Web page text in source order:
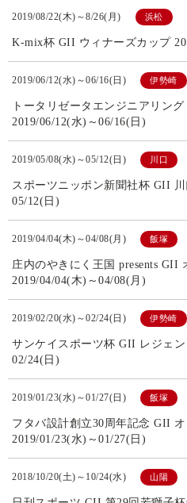
2019/08/22(木)～8/26(月) 浜松
K-mix杯 GII ウィナーズカップ
2019/06/12(水)～06/16(日) 伊勢崎
トータリゼータエンジニアリン
2019/06/12(水)～06/16(日)
2019/05/08(水)～05/12(日) 川口
スポーツニッポン新聞社杯 GII
05/12(日)
2019/04/04(木)～04/08(月) 飯塚
庄内のやきにく王国 presents GII
2019/04/04(木)～04/08(月)
2019/02/20(水)～02/24(日) 伊勢崎
サンケイスポーツ杯 GII レジェ
02/24(日)
2019/01/23(水)～01/27(日) 飯塚
フタバ設計創立30周年記念 GII
2019/01/23(水)～01/27(日)
2018/10/20(土)～10/24(水) 山陽